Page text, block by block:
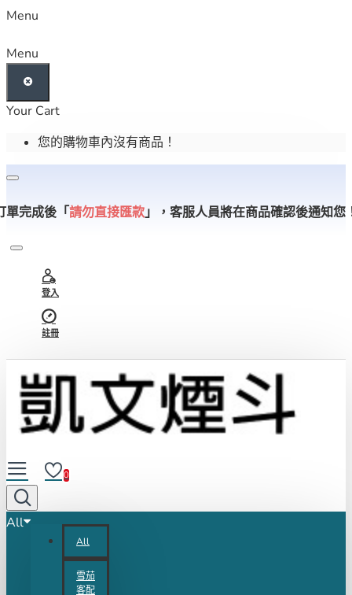
Menu
Menu
Your Cart
您的購物車內沒有商品！
單完成後「請勿直接匯款 」， 客服人員將在商品確認後通知您
登入
註冊
0
All
All
雪茄
客配